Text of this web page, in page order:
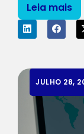
Leia mais
JULHO 28,